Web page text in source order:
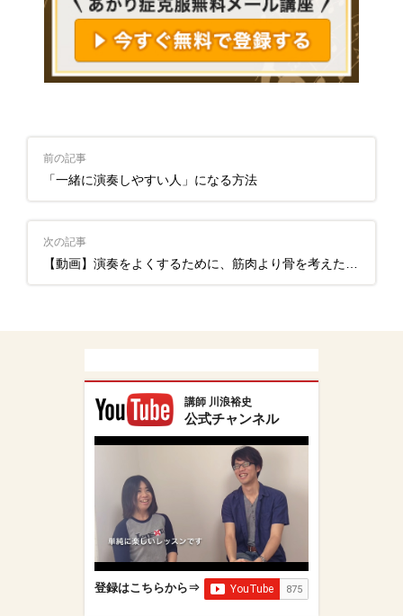
前の記事
「一緒に演奏しやすい人」になる方法
次の記事
【動画】演奏をよくするために、筋肉より骨を考えたほうが良い理由
講師 川浪裕史
公式チャンネル
登録はこちらから⇒